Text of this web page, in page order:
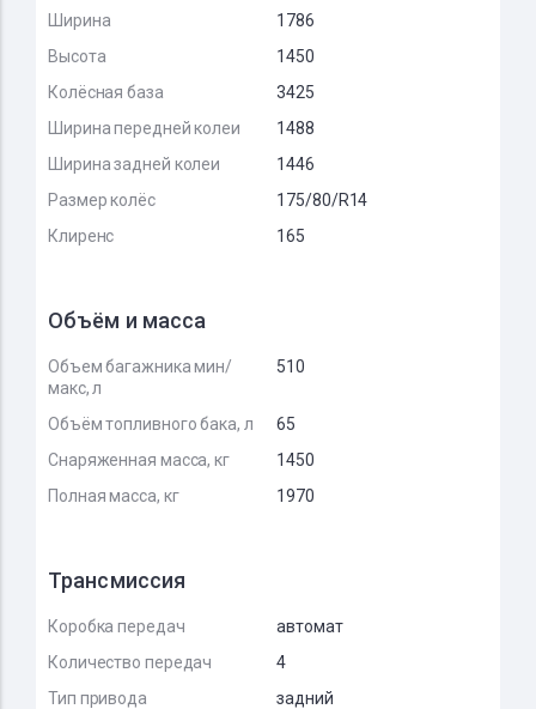
Ширина
1786
Высота
1450
Колёсная база
3425
Ширина передней колеи
1488
Ширина задней колеи
1446
Размер колёс
175/80/R14
Клиренс
165
Объём и масса
Объем багажника мин/
макс, л
510
Объём топливного бака, л
65
Снаряженная масса, кг
1450
Полная масса, кг
1970
Трансмиссия
Коробка передач
автомат
Количество передач
4
Тип привода
задний